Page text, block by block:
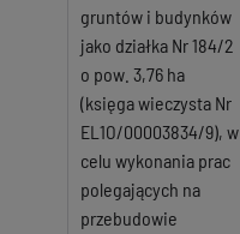
gruntów i budynków
jako działka Nr 184/2
o pow. 3,76 ha
(księga wieczysta Nr
EL1O/00003834/9), w
celu wykonania prac
polegających na
przebudowie